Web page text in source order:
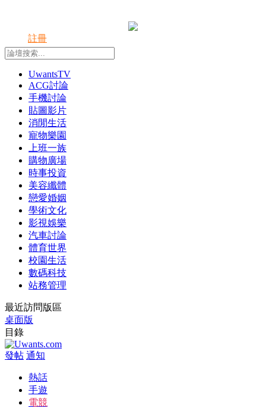
註冊
UwantsTV
ACG討論
手機討論
貼圖影片
消閒生活
寵物樂園
上班一族
購物廣場
時事投資
美容纖體
戀愛婚姻
學術文化
影視娛樂
汽車討論
體育世界
校園生活
數碼科技
站務管理
最近訪問版區
桌面版
目錄
發帖 通知
熱話
手遊
電競